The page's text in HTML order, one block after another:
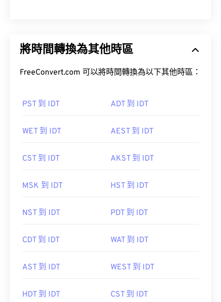
將時間轉換為其他時區
FreeConvert.com 可以將時間轉換為以下其他時區：
PST 到 IDT ADT 到 IDT
WET 到 IDT AEST 到 IDT
CST 到 IDT AKST 到 IDT
MSK 到 IDT HST 到 IDT
NST 到 IDT PDT 到 IDT
CDT 到 IDT WAT 到 IDT
AST 到 IDT WEST 到 IDT
HDT 到 IDT CST 到 IDT